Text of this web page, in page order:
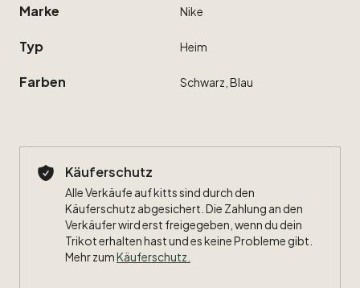
Marke Nike
Typ Heim
Farben Schwarz, Blau
Käuferschutz
Alle Verkäufe auf kitts sind durch den
Käuferschutz abgesichert. Die Zahlung an den
Verkäufer wird erst freigegeben, wenn du dein
Trikot erhalten hast und es keine Probleme gibt.
Mehr zumKäuferschutz